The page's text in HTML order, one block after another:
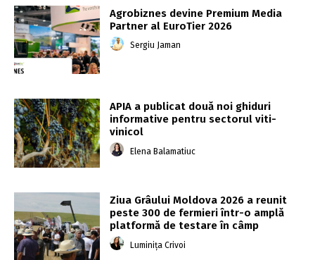
Agrobiznes devine Premium Media
Partner al EuroTier 2026
Sergiu Jaman
APIA a publicat două noi ghiduri
informative pentru sectorul viti-
vinicol
Elena Balamatiuc
Ziua Grâului Moldova 2026 a reunit
peste 300 de fermieri într-o amplă
platformă de testare în câmp
Luminița Crivoi